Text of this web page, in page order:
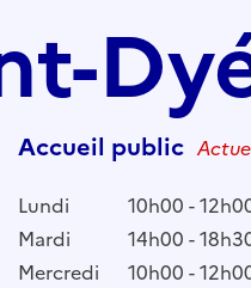
Accueil public
Lundi
10h00 -
Mardi
14h00 -
Mercredi
10h00 -